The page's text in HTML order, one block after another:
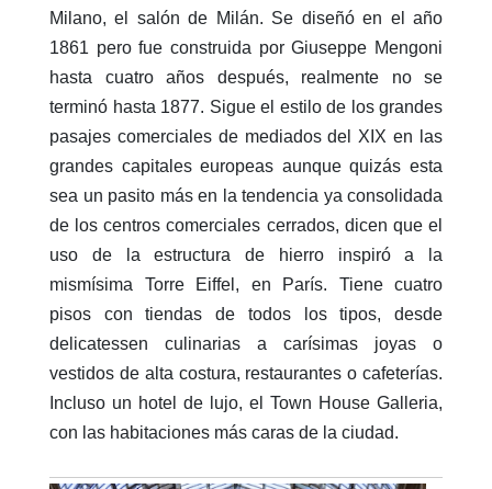
Milano, el salón de Milán. Se diseñó en el año
1861 pero fue construida por Giuseppe Mengoni
hasta cuatro años después, realmente no se
terminó hasta 1877. Sigue el estilo de los grandes
pasajes comerciales de mediados del XIX en las
grandes capitales europeas aunque quizás esta
sea un pasito más en la tendencia ya consolidada
de los centros comerciales cerrados, dicen que el
uso de la estructura de hierro inspiró a la
mismísima Torre Eiffel, en París. Tiene cuatro
pisos con tiendas de todos los tipos, desde
delicatessen culinarias a carísimas joyas o
vestidos de alta costura, restaurantes o cafeterías.
Incluso un hotel de lujo, el Town House Galleria,
con las habitaciones más caras de la ciudad.